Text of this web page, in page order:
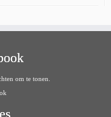
om te tonen.